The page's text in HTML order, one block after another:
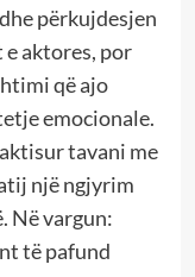
përkujdesjen
aktores, por
që ajo
emocionale.
tavani me
një ngjyrim
Në vargun:
të pafund